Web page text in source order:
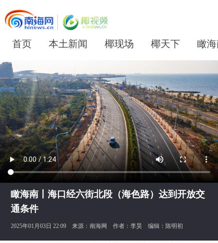
首页 本土新闻 椰现场 椰天下 瞰
瞰海南丨海口经六街北段（海色路）达到开放交
通条件
2025年01月03日 22:09 来源：南海网 作者：李昊 编辑：陈明初